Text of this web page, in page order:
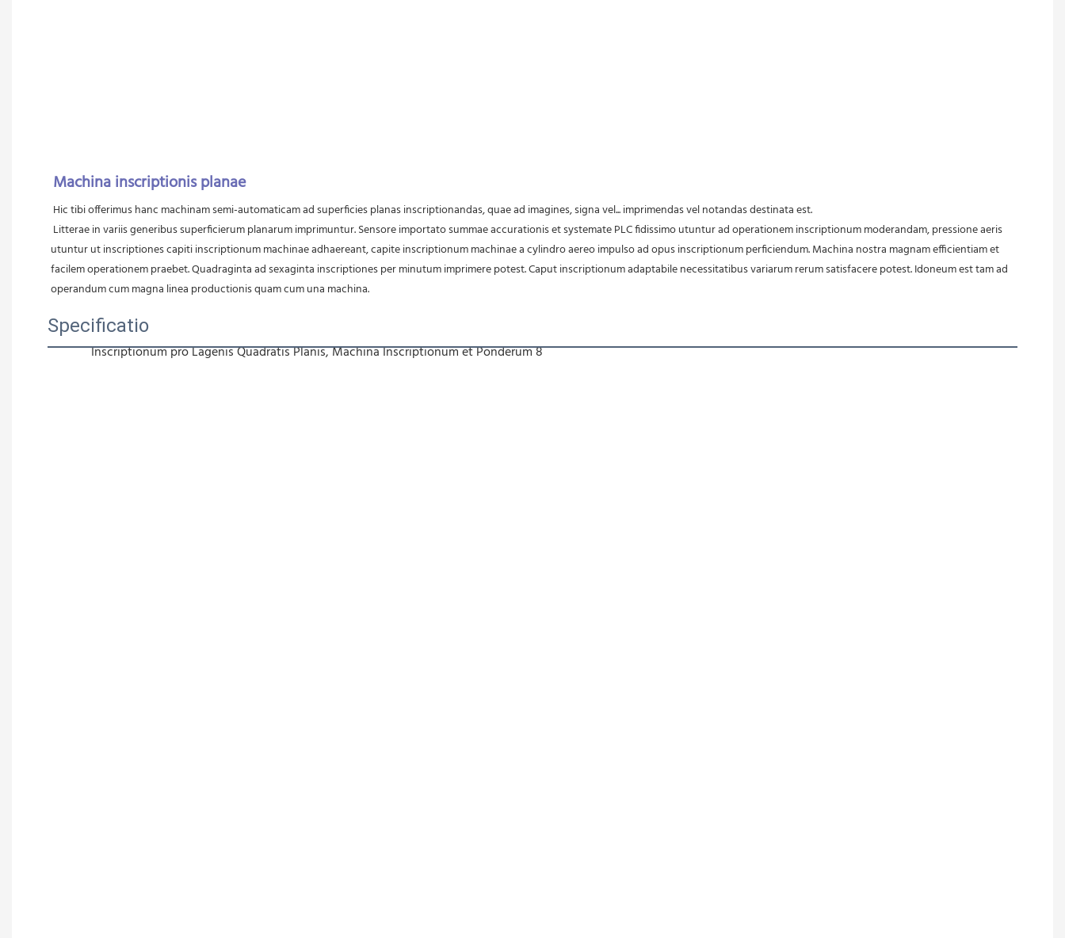
Machina inscriptionis planae
Hic tibi offerimus hanc machinam semi-automaticam ad superficies planas inscriptionandas, quae ad imagines, signa vel... imprimendas vel notandas destinata est.
utuntur ut inscriptiones capiti inscriptionum machinae adhaereant, capite inscriptionum machinae a cylindro aereo impulso ad opus inscriptionum perficiendum. Machina nostra magnam efficientiam et
facilem operationem praebet. Quadraginta ad sexaginta inscriptiones per minutum imprimere potest. Caput inscriptionum adaptabile necessitatibus variarum rerum satisfacere potest. Idoneum est tam ad
operandum cum magna linea productionis quam cum una machina.
Specificatio